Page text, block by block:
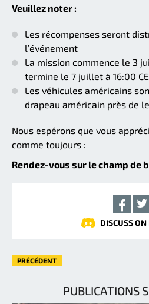
Veuillez noter :
Les récompenses seront
l’événement
La mission commence le 3
termine le 7 juillet à 16:00
Les véhicules américains
drapeau américain près de
Nous espérons que vous
comme toujours :
Rendez-vous sur le champ de
DISCUSS ON
PRÉCÉDENT
PUBLICATIONS